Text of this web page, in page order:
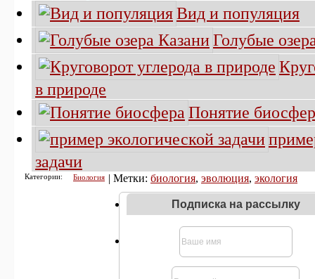
Вид и популяция
Голубые
в природе
Понятие
задачи
Категории: Биология | Метки: биология, эволюция, экология
Подписка на рассылку